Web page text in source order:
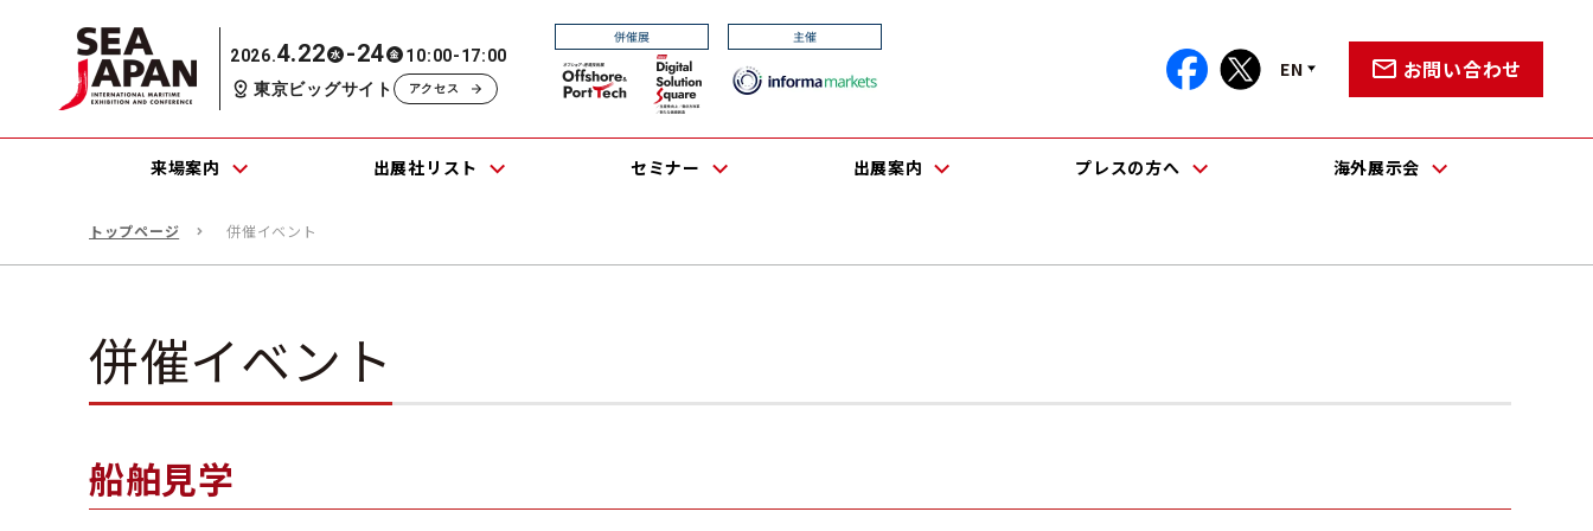
2026.4.22 水 -24 金
10:00-17:00
東京ビッグサイト
アクセス
お問い合わせ
EN
来場案内 出展社リスト セミナー 出展案内 プレスの方へ 海外展示会
トップページ 併催イベント
併催イベント
船舶見学